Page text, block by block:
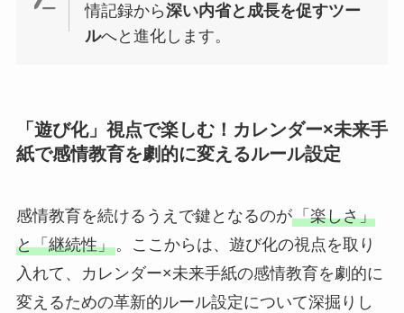
情記録から深い内省と成長を促すツー
ルへと進化します。
「遊び化」視点で楽しむ！カレンダー×未来手
紙で感情教育を劇的に変えるルール設定
感情教育を続けるうえで鍵となるのが「楽しさ」
と「継続性」。ここからは、遊び化の視点を取り
入れて、カレンダー×未来手紙の感情教育を劇的に
変えるための革新的ルール設定について深掘りし